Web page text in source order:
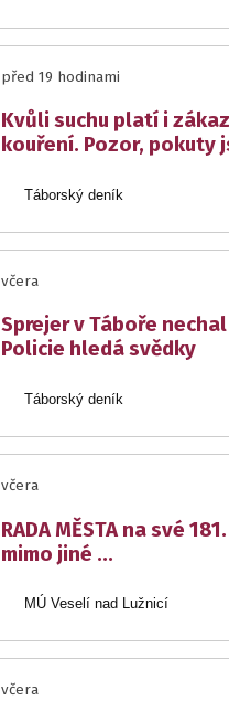
před 19 hodinami
Kvůli suchu platí i
kouření. Pozor, pokuty
Táborský deník
včera
Sprejer v Táboře
Policie hledá svědky
Táborský deník
včera
RADA MĚSTA na své
mimo jiné ...
MÚ Veselí nad Lužnicí
včera